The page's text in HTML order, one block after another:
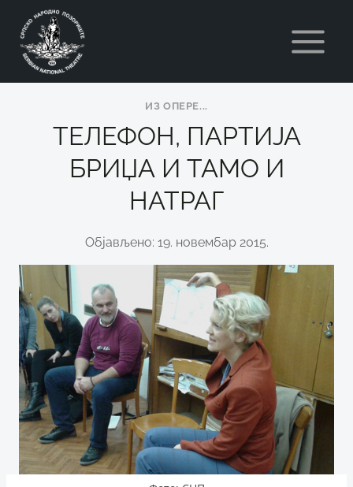
content
ИЗ ОПЕРE...
ТЕЛЕФОН, ПАРТИЈА
БРИЏА И ТАМО И
НАТРАГ
Објављено: 19. новембар 2015.